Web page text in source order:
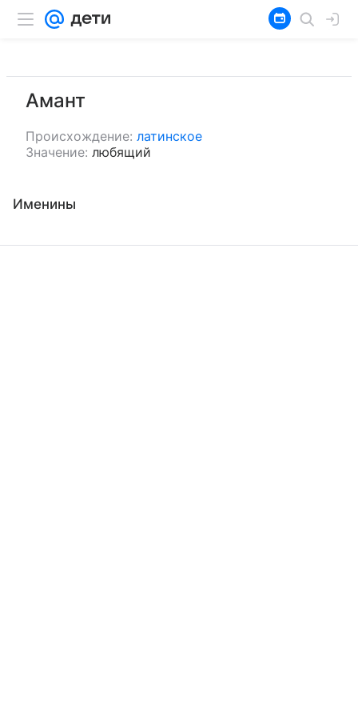
Амант
Происхождение: латинское
Значение: любящий
Именины